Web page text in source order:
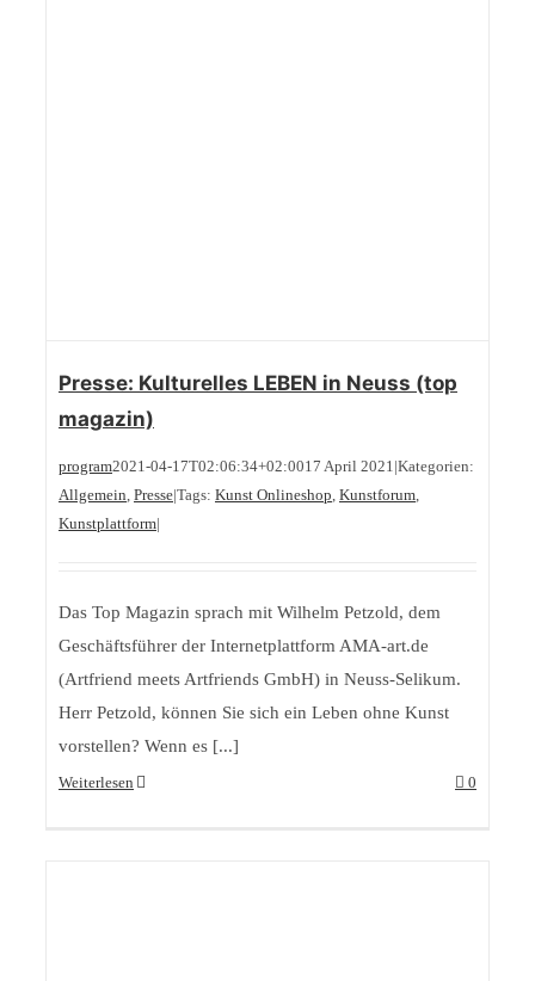
Presse: Kulturelles LEBEN in Neuss (top
magazin)
program2021-04-17T02:06:34+02:0017 April 2021|Kategorien:
Allgemein, Presse|Tags: Kunst Onlineshop, Kunstforum,
Kunstplattform|
Das Top Magazin sprach mit Wilhelm Petzold, dem
Geschäftsführer der Internetplattform AMA-art.de
(Artfriend meets Artfriends GmbH) in Neuss-Selikum.
Herr Petzold, können Sie sich ein Leben ohne Kunst
vorstellen? Wenn es [...]
Weiterlesen 0